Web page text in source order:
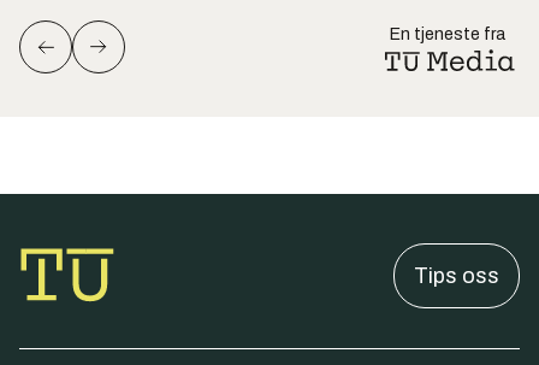
En tjeneste fra
Tips oss